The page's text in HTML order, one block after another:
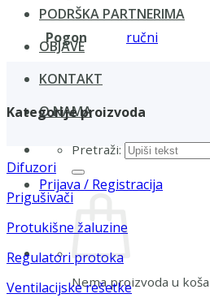
PODRŠKA PARTNERIMA
OBJAVE
KONTAKT
O NAMA
Pretraži:
Prijava / Registracija
Nema proizvoda u
Pogon ručni
Kategorije proizvoda
Difuzori
Prigušivači
Protukišne žaluzine
Regulatori protoka
Ventilacijske rešetke